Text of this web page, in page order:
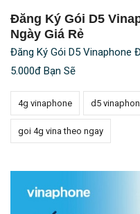
Đăng Ký Gói D5
Ngày Giá Rẻ
Đăng Ký Gói D5 Vinaphone
5.000đ Bạn Sẽ
4g vinaphone d5
goi 4g vina theo ngay